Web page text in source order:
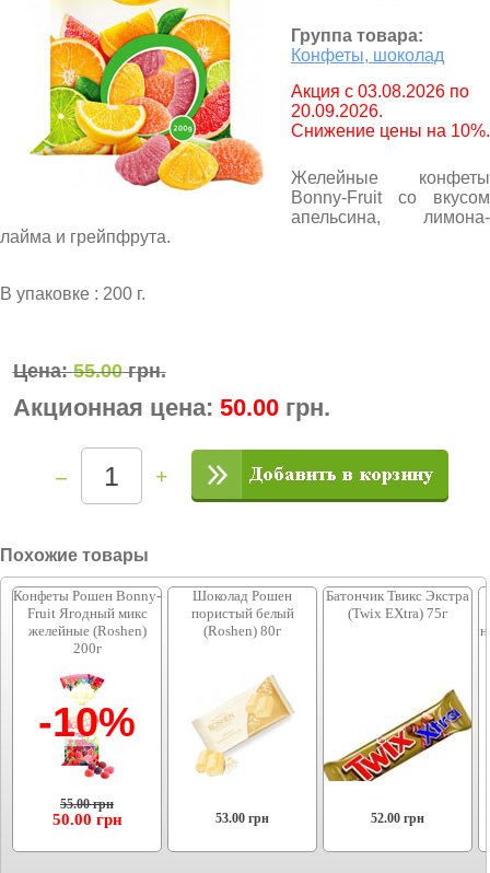
Группа товара:
Конфеты, шоколад
Aкция с 03.08.2026 по
20.09.2026.
Снижение цены на 10%.
Желейные конфеты
Bonny-Fruit со вкусом
апельсина, лимона-
лайма и грейпфрута.
В упаковке : 200 г.
Цена:55.00грн.
Акционная цена: 50.00 грн.
– +
Похожие товары
Конфеты Рошен Bonny-
Fruit Ягодный микс
желейные (Roshen)
200г
-10%
55.00 грн
50.00 грн
Шоколад Рошен
пористый белый
(Roshen) 80г
53.00 грн
Батончик Твикс Экстра
(Twix EXtra) 75г
52.00 грн